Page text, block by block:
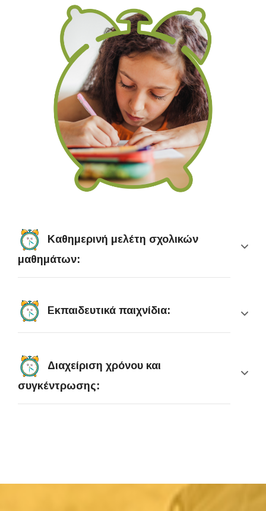
Καθημερινή μελέτη σχολικών
μαθημάτων:
Εκπαιδευτικά παιχνίδια:
Διαχείριση χρόνου και
συγκέντρωσης: